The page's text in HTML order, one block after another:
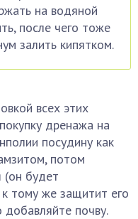
на водяной
после чего тоже
залить кипятком.
всех этих
дренажа на
посудину как
потом
(он будет
тому же защитит его
добавляйте почву.